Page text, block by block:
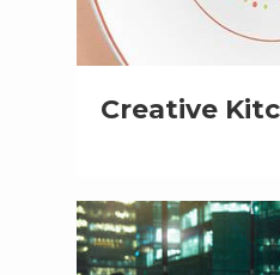
Creative